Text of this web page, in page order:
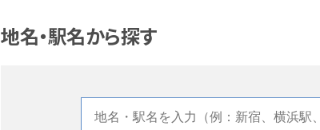
地名・駅名から探す